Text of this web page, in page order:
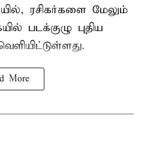
ரசிகர்களை மேலும்
படக்குழு புதிய
More